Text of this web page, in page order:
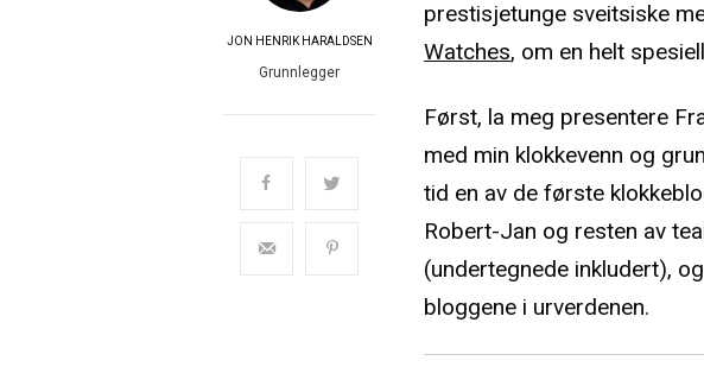
JON HENRIK HARALDSEN
Grunnlegger
prestisjetunge sveitsiske
Watches, om en helt
Først, la meg presentere
med min klokkevenn og
tid en av de første
Robert-Jan og resten av
(undertegnede inkludert),
bloggene i urverdenen.